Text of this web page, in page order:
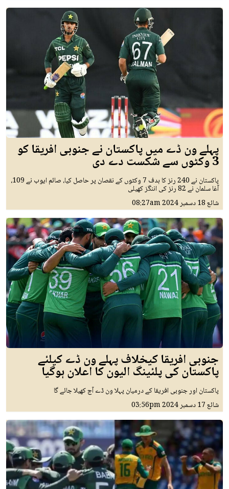
پہلے ون ڈے میں پاکستان نے جنوبی افریقا کو
3 وکٹوں سے شکست دے دی
پاکستان نے 240 رنز کا ہدف 7 وکٹوں کے نقصان پر حاصل کیا، صائم ایوب نے 109،
آغا سلمان نے 82 رنز کی اننگز کھیلی
شائع18 دسمبر 2024 08:27am
جنوبی افریقا کیخلاف پہلے ون ڈے کیلئے
پاکستان کی پلئینگ الیون کا اعلان ہوگیا
پاکستان اور جنوبی افریقا کے درمیان پہلا ون ڈے آج کھیلا جائے گا
شائع17 دسمبر 2024 03:56pm